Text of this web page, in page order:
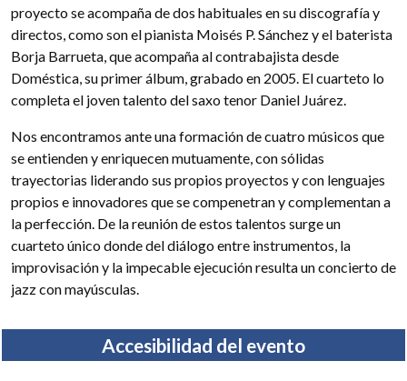
proyecto se acompaña de dos habituales en su discografía y
directos, como son el pianista Moisés P. Sánchez y el baterista
Borja Barrueta, que acompaña al contrabajista desde
Doméstica, su primer álbum, grabado en 2005. El cuarteto lo
completa el joven talento del saxo tenor Daniel Juárez.
Nos encontramos ante una formación de cuatro músicos que
se entienden y enriquecen mutuamente, con sólidas
trayectorias liderando sus propios proyectos y con lenguajes
propios e innovadores que se compenetran y complementan a
la perfección. De la reunión de estos talentos surge un
cuarteto único donde del diálogo entre instrumentos, la
improvisación y la impecable ejecución resulta un concierto de
jazz con mayúsculas.
Accesibilidad del evento